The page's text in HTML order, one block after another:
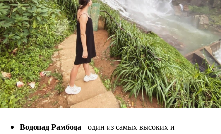
Водопад Рамбода- один из самых высоких и